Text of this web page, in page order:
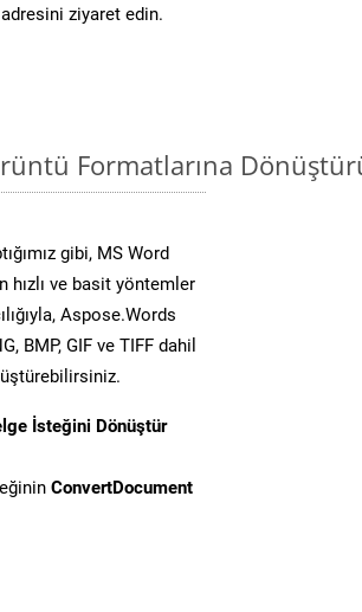
ziyaret edin.
Formatlarına
gibi, MS Word
ve basit yöntemler
Aspose.Words
BMP, GIF ve TIFF dahil
İsteğini Dönüştür
ConvertDocument